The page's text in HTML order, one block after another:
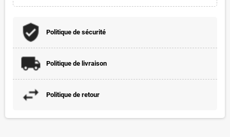
Politique de sécurité
Politique de livraison
Politique de retour